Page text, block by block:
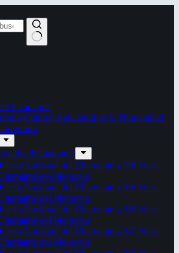
Chamamé
Cultural Inmaterial de la Humanidad
del Chamamé
Nacional del Chamamé y 20ª Fiesta
del Mercosur
Nacional del Chamamé y 19ª Fiesta
del Mercosur
Nacional del Chamamé y 18ª Fiesta
del Mercosur
Nacional del Chamamé y 17ª Fiesta
del Mercosur